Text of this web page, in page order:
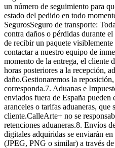
un número de seguimiento para
estado del pedido en todo
SegurosSeguro de transporte:
contra daños o pérdidas durante
de recibir un paquete
contactar a nuestro equipo de
momento de la entrega, el cliente
horas posteriores a la recepción,
daño.Gestionaremos la
corresponda.7. Aduanas e
enviados fuera de España pueden
aranceles o tarifas aduaneras, que
cliente.CalleArte+ no se
retenciones aduaneras.8. Envíos
digitales adquiridas se enviarán
(JPEG, PNG o similar) a través